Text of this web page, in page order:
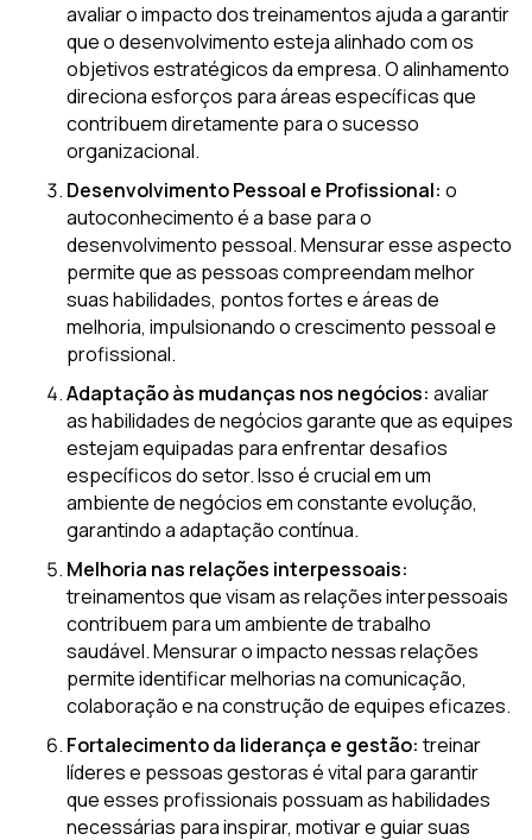
avaliar o impacto dos treinamentos ajuda a garantir
que o desenvolvimento esteja alinhado com os
objetivos estratégicos da empresa. O alinhamento
direciona esforços para áreas específicas que
contribuem diretamente para o sucesso
organizacional.
Desenvolvimento Pessoal e Profissional: o
autoconhecimento é a base para o
desenvolvimento pessoal. Mensurar esse aspecto
permite que as pessoas compreendam melhor
suas habilidades, pontos fortes e áreas de
melhoria, impulsionando o crescimento pessoal e
profissional.
Adaptação às mudanças nos negócios: avaliar
as habilidades de negócios garante que as equipes
estejam equipadas para enfrentar desafios
específicos do setor. Isso é crucial em um
ambiente de negócios em constante evolução,
garantindo a adaptação contínua.
Melhoria nas relações interpessoais:
treinamentos que visam as relações interpessoais
contribuem para um ambiente de trabalho
saudável. Mensurar o impacto nessas relações
permite identificar melhorias na comunicação,
colaboração e na construção de equipes eficazes.
Fortalecimento da liderança e gestão:treinar
líderes e pessoas gestoras é vital para garantir
que esses profissionais possuam as habilidades
necessárias para inspirar, motivar e guiar suas